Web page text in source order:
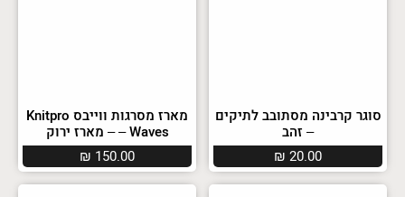
סוגר קרבינה מסתובב לתיקים
– זהב
₪ 20.00
מארז מסרגות ווייבס Knitpro
– Waves – מארז ירוק
₪ 150.00